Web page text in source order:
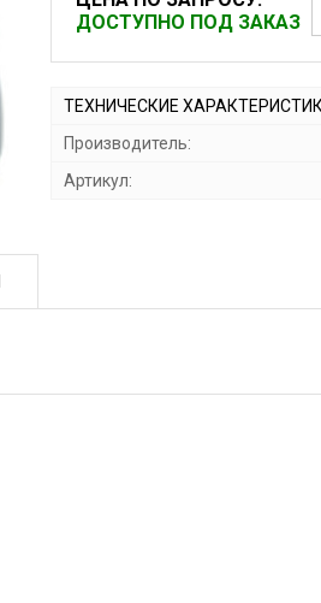
ДОСТУПНО ПОД ЗАКАЗ
ТЕХНИЧЕСКИЕ
Производитель:
Артикул: